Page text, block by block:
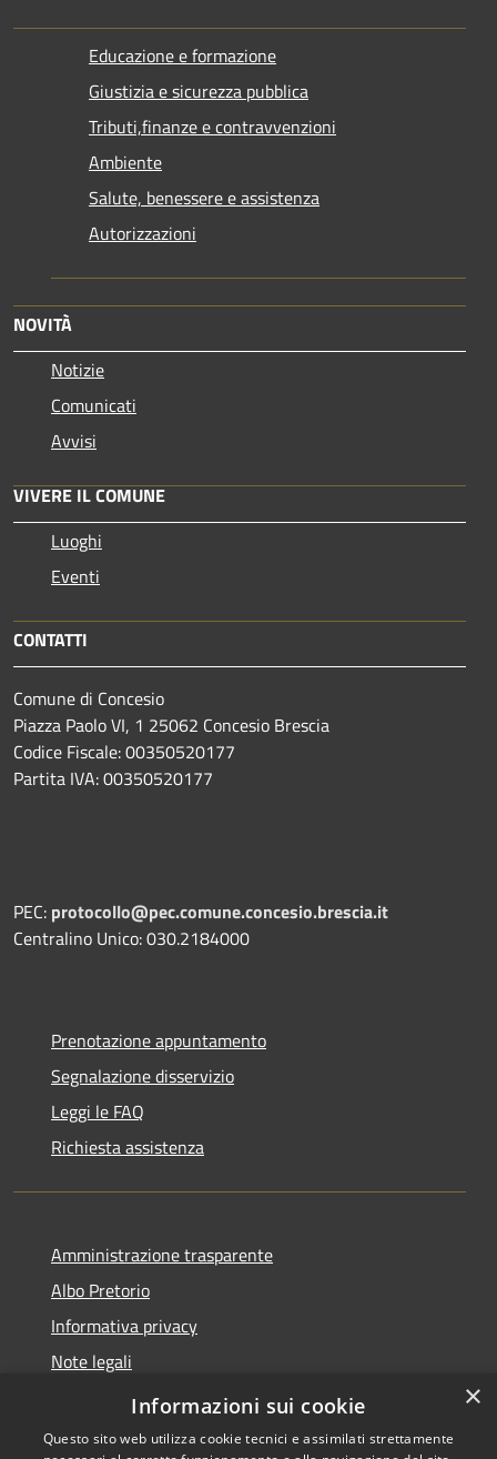
Educazione e formazione
Giustizia e sicurezza pubblica
Tributi,finanze e contravvenzioni
Ambiente
Salute, benessere e assistenza
Autorizzazioni
NOVITÀ
Notizie
Comunicati
Avvisi
VIVERE IL COMUNE
Luoghi
Eventi
CONTATTI
Comune di Concesio
Piazza Paolo VI, 1 25062 Concesio Brescia
Codice Fiscale: 00350520177
Partita IVA: 00350520177
PEC: protocollo@pec.comune.concesio.brescia.it
Centralino Unico: 030.2184000
Prenotazione appuntamento
Segnalazione disservizio
Leggi le FAQ
Richiesta assistenza
Amministrazione trasparente
Albo Pretorio
Informativa privacy
Note legali
Dichiarazione di accessibilità
×
Informazioni sui cookie
Questo sito web utilizza cookie tecnici e assimilati strettamente